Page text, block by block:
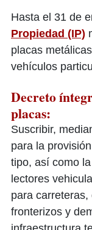
Hasta el 31 de
Propiedad (IP)
placas
vehículos
Decreto
placas:
Suscribir,
para la
tipo, así como
lectores
para
fronterizos y